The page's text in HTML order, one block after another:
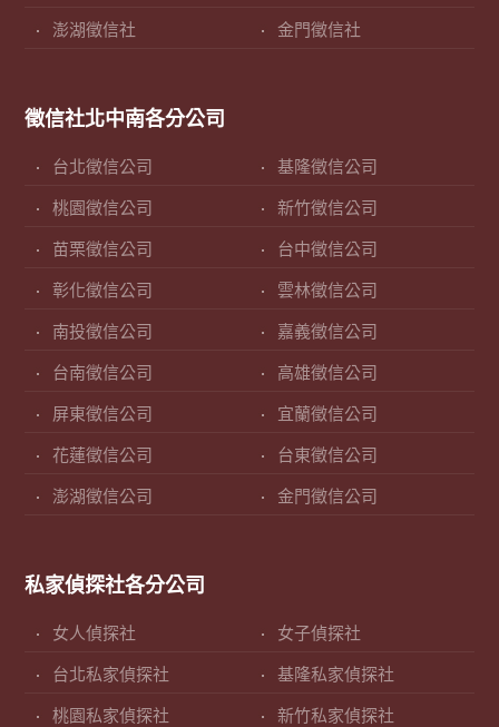
澎湖徵信社 金門徵信社
徵信社北中南各分公司
台北徵信公司 基隆徵信公司
桃園徵信公司 新竹徵信公司
苗栗徵信公司 台中徵信公司
彰化徵信公司 雲林徵信公司
南投徵信公司 嘉義徵信公司
台南徵信公司 高雄徵信公司
屏東徵信公司 宜蘭徵信公司
花蓮徵信公司 台東徵信公司
澎湖徵信公司 金門徵信公司
私家偵探社各分公司
女人偵探社 女子偵探社
台北私家偵探社 基隆私家偵探社
桃園私家偵探社 新竹私家偵探社